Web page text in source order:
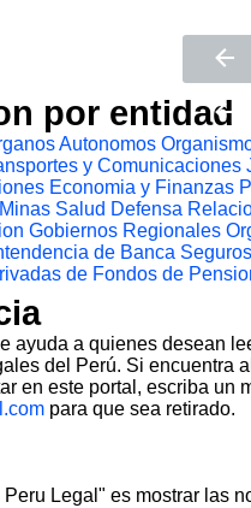
por entidad
Autonomos
y Comunicaciones
Economia y Finanzas
Salud Defensa
Gobiernos Regionales
de Banca
de Fondos de
ayuda a quienes desean
del Perú. Si encuentra
en este portal, escriba un
para que sea retirado.
Legal" es mostrar las